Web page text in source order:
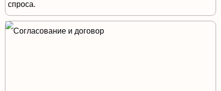
спроса.